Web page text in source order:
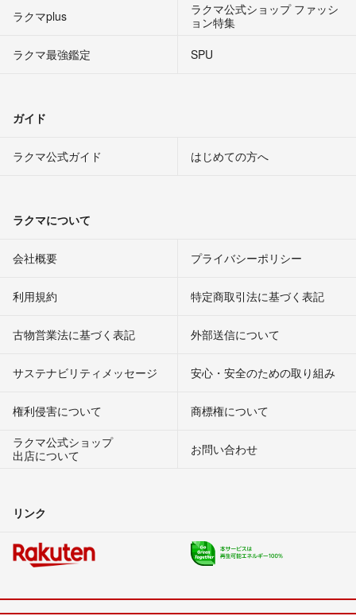
ラクマplus
ラクマ公式ショップ ファッシ
ョン特集
ラクマ最強鑑定
SPU
ガイド
ラクマ公式ガイド はじめての方へ
ラクマについて
会社概要 プライバシーポリシー
利用規約 特定商取引法に基づく表記
古物営業法に基づく表記 外部送信について
サステナビリティメッセージ 安心・安全のための取り組み
権利侵害について
商標権について
ラクマ公式ショップ
出店について
お問い合わせ
リンク